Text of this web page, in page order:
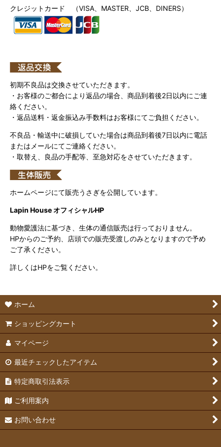
クレジットカード （VISA、MASTER、JCB、DINERS）
初期不良品は交換させていただきます。
・お客様のご都合により返品の場合、商品到着後2日以内にご連
絡ください。
・返品送料・返金振込み手数料はお客様にてご負担ください。
不良品・輸送中に破損していた場合は商品到着後7日以内に電話
またはメールにてご連絡ください。
・取替え、良品の手配等、至急対応をさせていただきます。
ホームページにて販売うさぎを公開しています。
Lapin House オフィシャルHP
動物愛護法に基づき、生体の通信販売は行っておりません。
HPからのご予約、店頭での販売受渡しのみとなりますので予め
ご了承ください。
詳しくはHPをご覧ください。
ホーム
ショッピングカート
マイページ
最近チェックしたアイテム
特定商取引法表示
ご利用案内
お問い合わせ